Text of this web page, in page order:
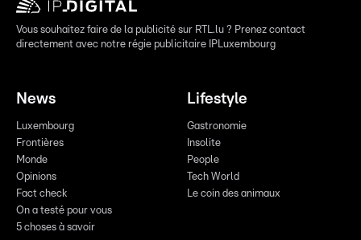
Vous souhaitez faire de la publicité sur RTL.lu ? Prenez contact
directement avec notre régie publicitaire IPLuxembourg
News
Luxembourg
Frontières
Monde
Opinions
Fact check
On a testé pour vous
5 choses à savoir
Lifestyle
Gastronomie
Insolite
People
Tech World
Le coin des animaux